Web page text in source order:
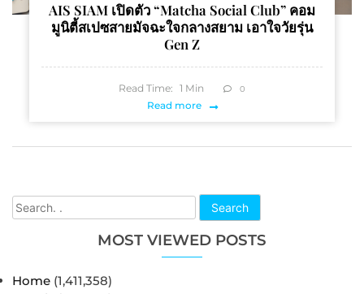
Search
MOST VIEWED POSTS
Home (1,411,358)
AIS SIAM เปิดตัว “Matcha Social Club” คอม
มูนิตี้สเปซสายมัจฉะใจกลางสยาม เอาใจวัยรุ่น
Gen Z
Read Time: 1 Min 0
Read more